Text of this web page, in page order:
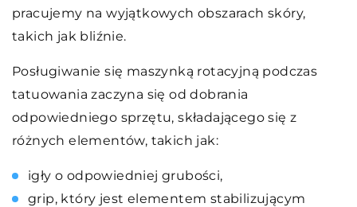
pracujemy na wyjątkowych obszarach skóry,
takich jak bliźnie.
Posługiwanie się maszynką rotacyjną podczas
tatuowania zaczyna się od dobrania
odpowiedniego sprzętu, składającego się z
różnych elementów, takich jak:
igły o odpowiedniej grubości,
grip, który jest elementem stabilizującym